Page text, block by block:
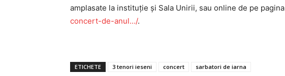
PUBLICĂ GRATUIT ANUNȚUL
amplasate la instituție și Sala Unirii, sau online de pe pagina
concert-de-anul…/.
ETICHETE 3 tenori ieseni concert sarbatori de iarna